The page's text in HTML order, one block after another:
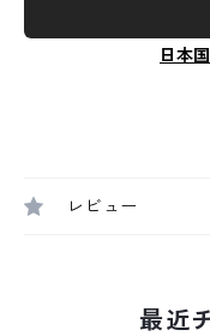
日本
レビュー
最近